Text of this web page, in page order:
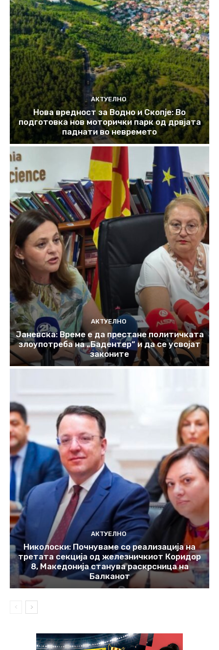
АКТУЕЛНО
Нова вредност за Водно и Скопје: Во
подготовка нов моторички парк од дрвјата
паднати во невремето
АКТУЕЛНО
Јаневска: Време е да престане политичката
злоупотреба на „Бадентер“ и да се усвојат
законите
АКТУЕЛНО
Николоски: Почнуваме со реализација на
третата секција од железничкиот Коридор
8, Македонија станува раскрсница на
Балканот